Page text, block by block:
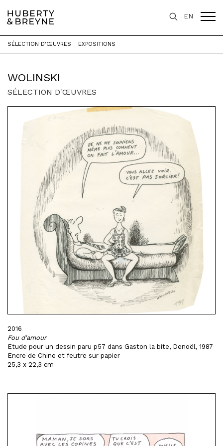
EN
Accueil > Artistes > Wolinski
WOLINSKI
SÉLECTION D'ŒUVRES EXPOSITIONS
SÉLECTION D'ŒUVRES
2016
Fou d'amour
Etude pour un dessin paru p57 dans Gaston la bite, Denoël, 1987
Encre de Chine et feutre sur papier
25,3 x 22,3 cm